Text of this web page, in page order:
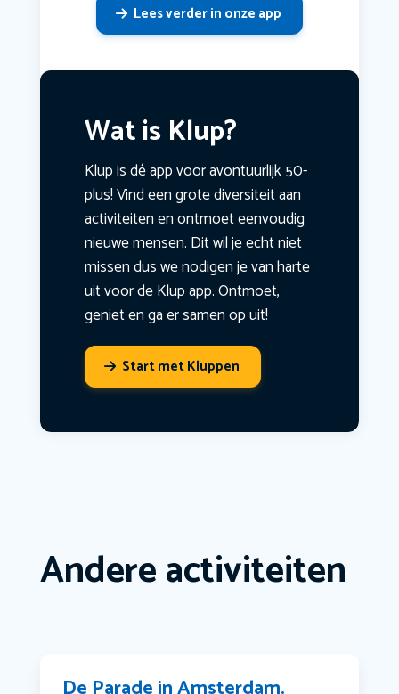
Lees verder in onze app
Wat is Klup?
Klup is dé app voor avontuurlijk 50-
plus! Vind een grote diversiteit aan
activiteiten en ontmoet eenvoudig
nieuwe mensen. Dit wil je echt niet
missen dus we nodigen je van harte
uit voor de Klup app. Ontmoet,
geniet en ga er samen op uit!
Start met Kluppen
Andere activiteiten